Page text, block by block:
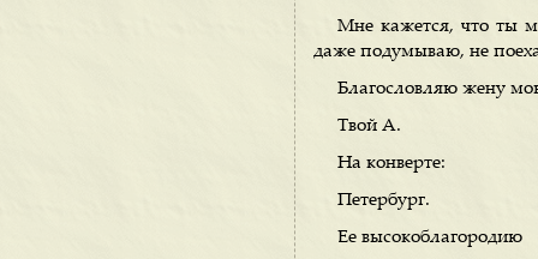
Мне кажется, что ты
даже подумываю, не
Благословляю жену
Твой А.
На конверте:
Петербург.
Ее высокоблагородию